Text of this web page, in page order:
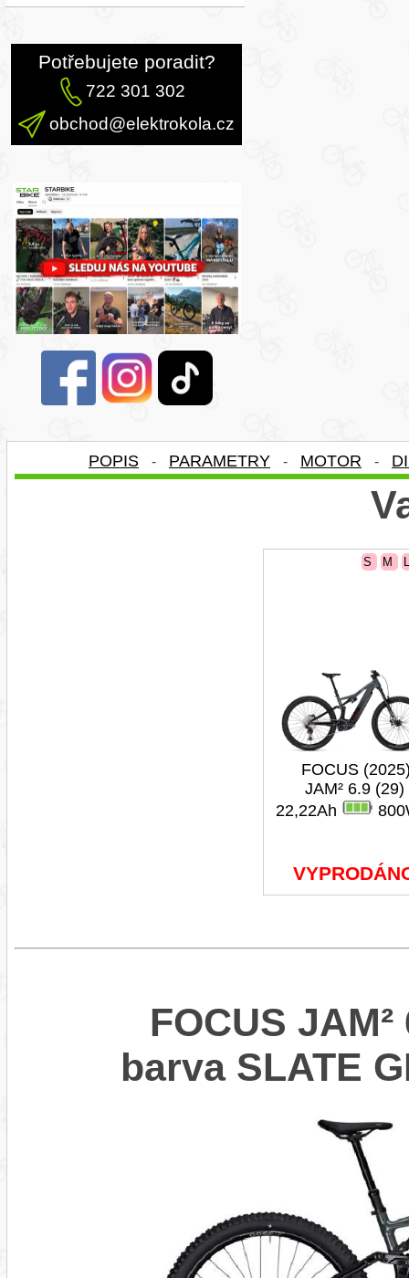
Potřebujete poradit?
722 301 302
obchod@elektrokola.cz
POPIS - PARAMETRY - MOTOR -
S M
FOCUS
JAM² 6.9 (29)
22,22Ah
FOCUS
barva SLATE